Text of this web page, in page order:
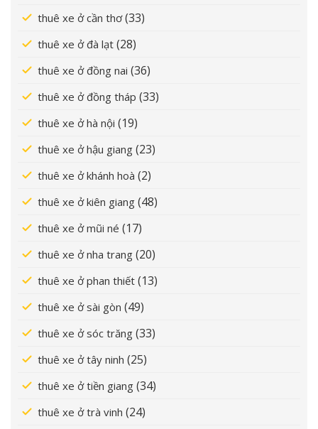
thuê xe ở cần thơ(33)
thuê xe ở đà lạt (28)
thuê xe ở đồng nai (36)
thuê xe ở đồng tháp (33)
thuê xe ở hà nội (19)
thuê xe ở hậu giang (23)
thuê xe ở khánh hoà (2)
thuê xe ở kiên giang (48)
thuê xe ở mũi né (17)
thuê xe ở nha trang (20)
thuê xe ở phan thiết (13)
thuê xe ở sài gòn (49)
thuê xe ở sóc trăng (33)
thuê xe ở tây ninh (25)
thuê xe ở tiền giang (34)
thuê xe ở trà vinh (24)